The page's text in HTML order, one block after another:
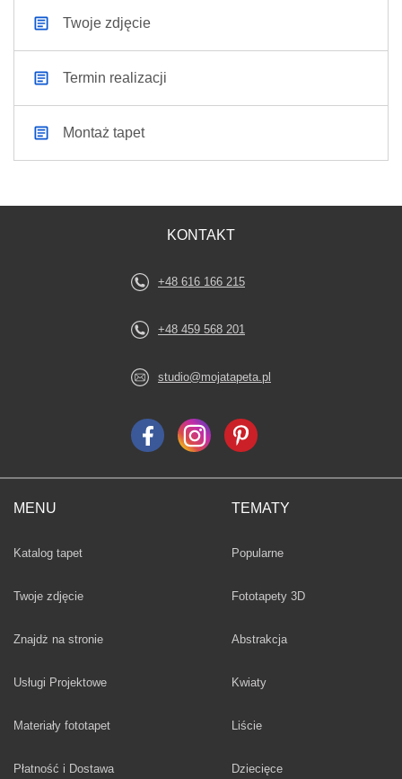
Twoje zdjęcie
Termin realizacji
Montaż tapet
MENU
Katalog tapet
Twoje zdjęcie
Znajdż na stronie
Usługi Projektowe
Materiały fototapet
Płatność i Dostawa
TEMATY
Fototapety
Popularne
Fototapety 3D
Fototapety
Abstrakcja
Fototapety
Kwiaty
Fototapety
Liście
Fototapety
Dziecięce
KONTAKT
+48 616 166 215
+48 459 568 201
studio@mojatapeta.pl